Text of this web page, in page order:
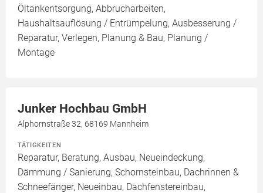
Öltankentsorgung, Abbrucharbeiten,
Haushaltsauflösung / Entrümpelung, Ausbesserung /
Reparatur, Verlegen, Planung & Bau, Planung /
Montage
Junker Hochbau GmbH
Alphornstraße 32, 68169 Mannheim
TÄTIGKEITEN
Reparatur, Beratung, Ausbau, Neueindeckung,
Dämmung / Sanierung, Schornsteinbau, Dachrinnen &
Schneefänger, Neueinbau, Dachfenstereinbau,